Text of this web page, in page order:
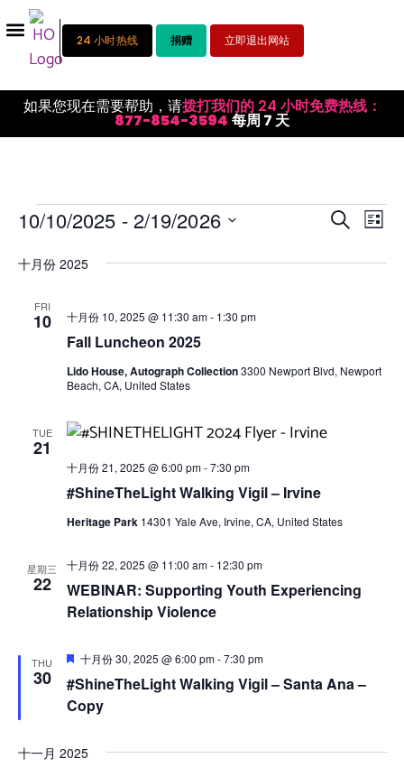
24 小时热线 捐赠 立即退出网站
如果您现在需要帮助，请拨打我们的 24 小时免费热线：
877-854-3594每周 7 天
活
动
视
导
搜索 活
视
航
列表
10/10/2025 - 2/19/2026
择
日
十月份 2025
FRI
10
Fall Luncheon 2025
十月份 10, 2025 @ 11:30 am- 1:30 pm
Lido House, Autograph Collection3300 Newport Blvd, Newport
Beach, CA, United States
TUE
21
#ShineTheLight Walking Vigil – Irvine
十月份 21, 2025 @ 6:00 pm-7:30 pm
Heritage Park 14301 Yale Ave, Irvine, CA, United States
星期三
22
WEBINAR: Supporting Youth Experiencing
Relationship Violence
十月份 22, 2025 @ 11:00 am- 12:30 pm
THU
30
#ShineTheLight Walking Vigil – Santa Ana –
Copy
Featured
十月份 30, 2025 @ 6:00 pm-7:30 pm
十一月 2025